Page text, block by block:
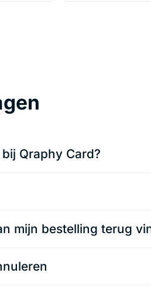
Qraphy Card?
mijn bestelling terug